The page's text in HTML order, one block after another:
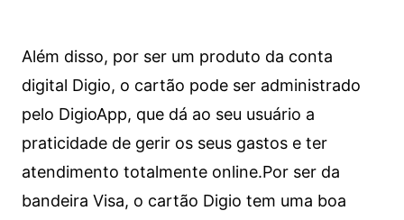
Além disso, por ser um produto da conta
digital Digio, o cartão pode ser administrado
pelo DigioApp, que dá ao seu usuário a
praticidade de gerir os seus gastos e ter
atendimento totalmente online.Por ser da
bandeira Visa, o cartão Digio tem uma boa